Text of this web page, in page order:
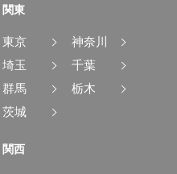
関東
東京
神奈川
埼玉
千葉
群馬
栃木
茨城
関西